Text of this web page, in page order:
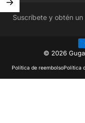
Suscríbete y obtén
© 2026
Política de reembolsoPolítica